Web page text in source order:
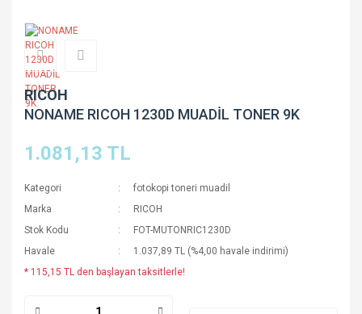
RICOH
NONAME RICOH 1230D MUADİL TONER 9K
1.081,13 TL
Kategori
fotokopi toneri muadil
Marka
RICOH
Stok Kodu
FOT-MUTONRIC1230D
Havale
1.037,89 TL (%4,00 havale indirimi)
* 115,15 TL den başlayan taksitlerle!